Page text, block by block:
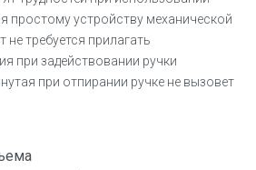
простому устройству механической
требуется прилагать
при задействовании ручки
при отпирании ручке не вызовет